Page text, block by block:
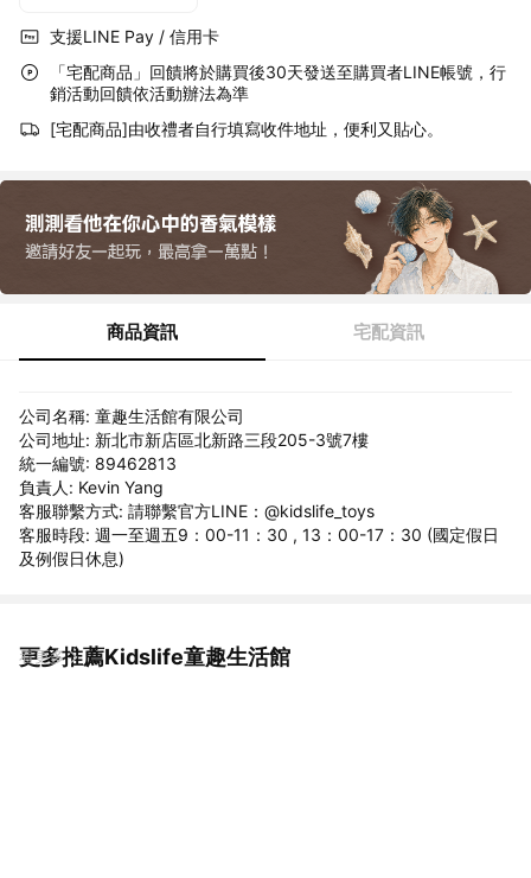
支援LINE Pay / 信用卡
「宅配商品」回饋將於購買後30天發送至購買者LINE帳號，行
銷活動回饋依活動辦法為準
[宅配商品]由收禮者自行填寫收件地址，便利又貼心。
商品資訊 宅配資訊
公司名稱: 童趣生活館有限公司
公司地址: 新北市新店區北新路三段205-3號7樓
統一編號: 89462813
負責人: Kevin Yang
客服聯繫方式: 請聯繫官方LINE：@kidslife_toys
客服時段: 週一至週五9：00-11：30 , 13：00-17：30 (國定假日
及例假日休息)
更多推薦Kidslife童趣生活館
看更多